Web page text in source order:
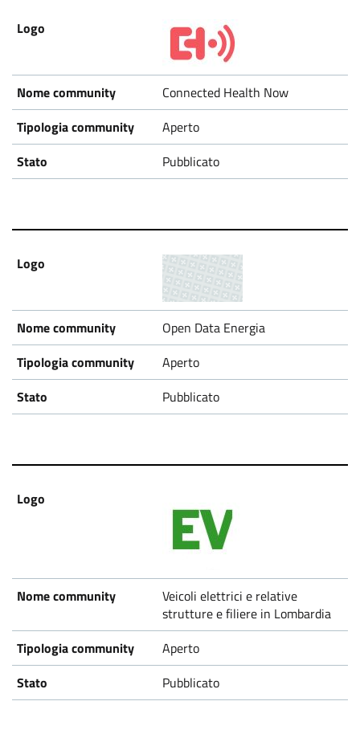
Connected Health Now
Aperto
Pubblicato
Open Data Energia
Aperto
Pubblicato
Veicoli elettrici e relative
strutture e filiere in Lombardia
Aperto
Pubblicato